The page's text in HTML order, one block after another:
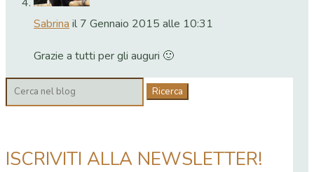
Sabrina il 7 Gennaio 2015 alle 10:31
Grazie a tutti per gli auguri 🙂
Cerca:
ISCRIVITI ALLA NEWSLETTER!